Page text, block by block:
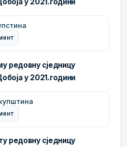
редовну сједницу
у 2021.години
редовну сједницу